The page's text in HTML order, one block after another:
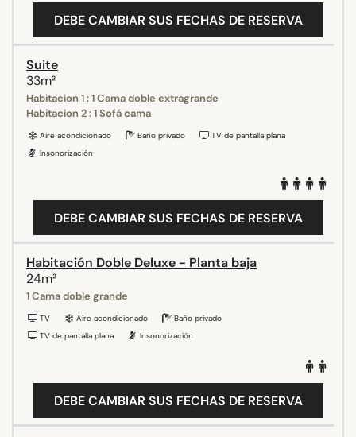
DEBE CAMBIAR SUS FECHAS DE RESERVA
Suite
33m²
Habitacion 1 : 1 Cama doble extragrande
Habitacion 2 : 1 Sofá cama
Aire acondicionado Baño privado
TV de pantalla plana
Insonorización
DEBE CAMBIAR SUS FECHAS DE RESERVA
Habitación Doble Deluxe - Planta baja
24m²
1 Cama doble grande
TV Aire acondicionado
Baño privado
TV de pantalla plana
Insonorización
DEBE CAMBIAR SUS FECHAS DE RESERVA